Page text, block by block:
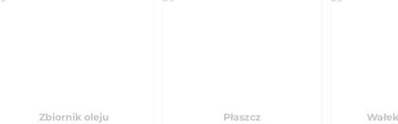
Zbiornik oleju Płaszcz